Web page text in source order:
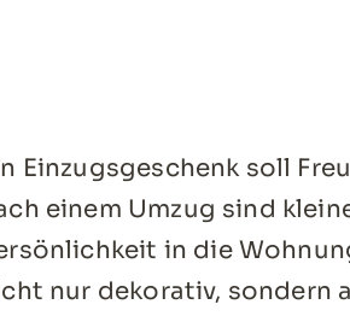
Einzugsgeschenk soll
einem Umzug sind
in die
nur dekorativ, sondern